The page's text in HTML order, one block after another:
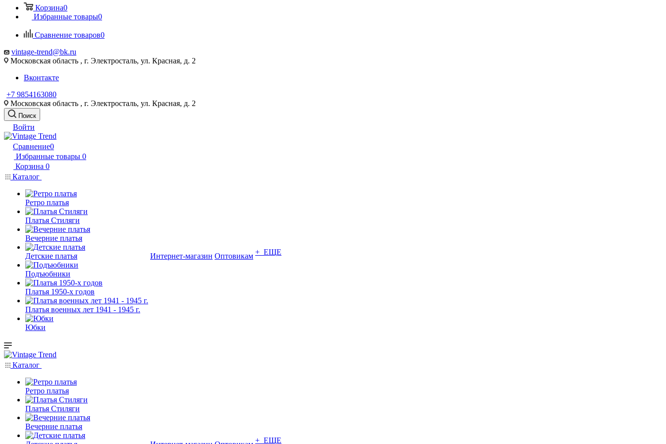
Корзина0
Избранные товары0
Сравнение товаров0
vintage-trend@bk.ru
Московская область , г. Электросталь, ул. Красная, д. 2
Вконтакте
+7 9854163080
Московская область , г. Электросталь, ул. Красная, д. 2
Поиск
Войти
Сравнение0
Избранные товары 0
Корзина 0
Каталог
Ретро платья
Платья Стиляги
Вечерние платья
Детские платья
Подъюбники
Платья 1950-х годов
Платья военных лет 1941 - 1945 г.
Юбки
Интернет-магазин Оптовикам + ЕЩЕ
Каталог
Ретро платья
Платья Стиляги
Вечерние платья
+ ЕЩЕ